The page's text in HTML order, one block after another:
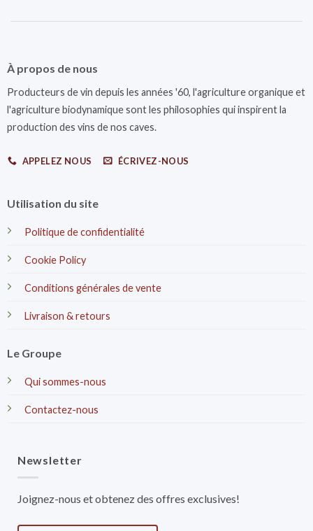
À propos de nous
Producteurs de vin depuis les années '60, l'agriculture organique et
l'agriculture biodynamique sont les philosophies qui inspirent la
production des vins de nos caves.
APPELEZ NOUS ÉCRIVEZ-NOUS
Utilisation du site
Politique de confidentialité
Cookie Policy
Conditions générales de vente
Livraison & retours
Le Groupe
Qui sommes-nous
Contactez-nous
Newsletter
Joignez-nous et obtenez des offres exclusives!